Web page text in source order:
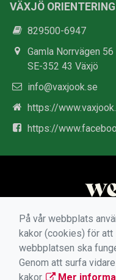
VÄXJÖ
829500-6947
Gamla Norrvägen 56
SE-352 43 Växjö
info@vaxjook.se
https://
https://
På vår webbplats
kakor (cookies) för att
webbplatsen ska
Genom att surfa
kakor.
Mer